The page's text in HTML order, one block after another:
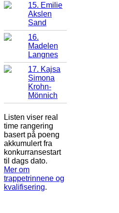
15. Emilie
Akslen
Sand
16.
Madelen
Langnes
17. Kajsa
Simona
Krohn-
Mönnich
Listen viser real
time rangering
basert på poeng
akkumulert fra
konkurransestart
til dags dato.
Mer om
trappetrinnene og
kvalifisering.